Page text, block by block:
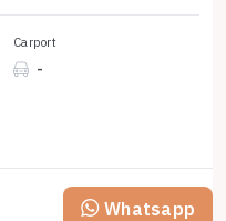
Carport
-
Whatsapp